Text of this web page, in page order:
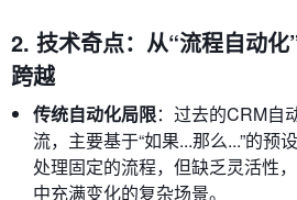
2. 技术奇点：从“流程自动
跨越
传统自动化局限：过去的CRM自
流，主要基于“如果...那么...”的预
处理固定的流程，但缺乏灵活性
中充满变化的复杂场景。